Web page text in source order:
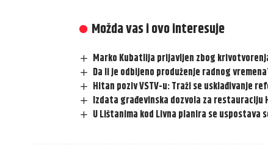
Možda vas i ovo interesuje
Marko Kubatlija prijavljen zbog
Da li je odbijeno produženje radnog
Hitan poziv VSTV-u: Traži se usklađivanje
Izdata građevinska dozvola za restauraciju
U Lištanima kod Livna planira se